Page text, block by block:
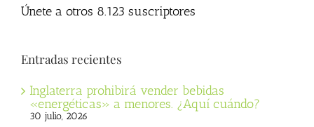
Únete a otros 8.123 suscriptores
Entradas recientes
Inglaterra prohibirá vender bebidas
«energéticas» a menores. ¿Aquí cuándo?
30 julio, 2026